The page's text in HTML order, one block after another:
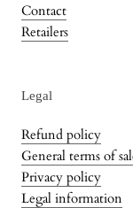
Contact
Retailers
Legal
Refund policy
General terms of
Privacy policy
Legal information